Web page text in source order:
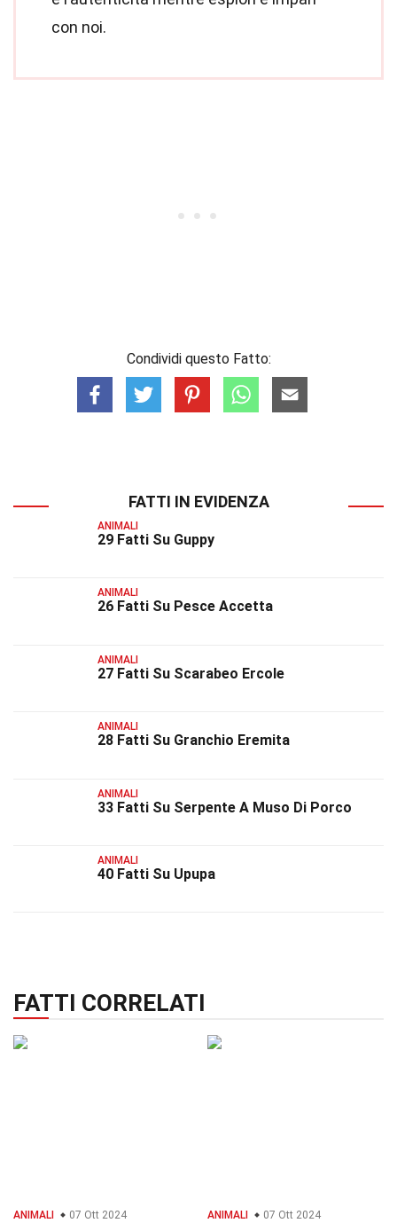
con noi.
Condividi questo Fatto:
FATTI IN EVIDENZA
ANIMALI
29 Fatti Su Guppy
ANIMALI
26 Fatti Su Pesce Accetta
ANIMALI
27 Fatti Su Scarabeo Ercole
ANIMALI
28 Fatti Su Granchio Eremita
ANIMALI
33 Fatti Su Serpente A Muso Di Porco
ANIMALI
40 Fatti Su Upupa
FATTI CORRELATI
ANIMALI 07 Ott 2024 ANIMALI 07 Ott 2024